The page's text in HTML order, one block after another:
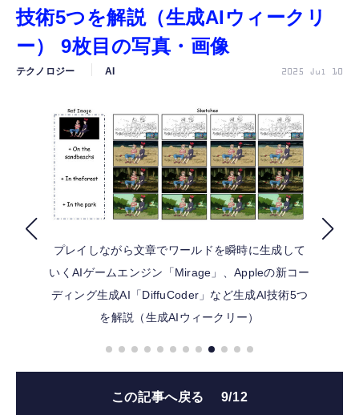
ゲーム
公式ストア
FOLLOW US
技術5つを解説（生成AIウィークリ
ー） 9枚目の写真・画像
テクノロジー AI 2025 Jul 10
プレイしながら文章でワールドを瞬時に生成して
いくAIゲームエンジン「Mirage」、Appleの新コー
ディング生成AI「DiffuCoder」など生成AI技術5つ
を解説（生成AIウィークリー）
この記事へ戻る 9/12